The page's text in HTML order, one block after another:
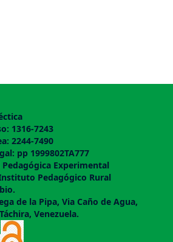
1316-7243
2244-7490
pp 1999802TA777
Experimental
Pedagógico Rural
de la Pipa, Via Caño de Agua,
Venezuela.